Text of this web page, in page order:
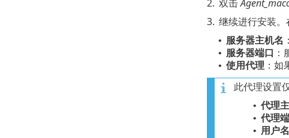
2. 双击
3. 继续进行安装
• 服务器主机名
• 服务器端口
• 使用代理 ：
此代理设置
• 代理
• 代理
• 用户名